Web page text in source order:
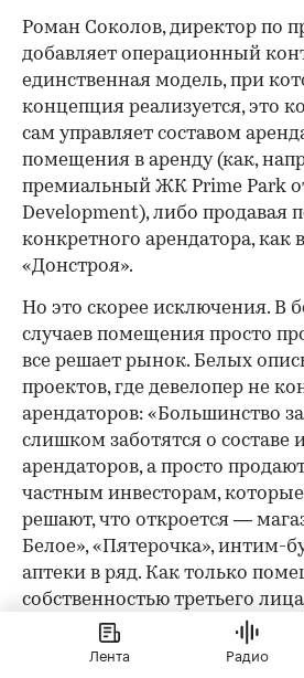
Роман Соколов, директор по
добавляет операционный
единственная модель, при
концепция реализуется, это
сам управляет составом
помещения в аренду (как,
премиальный ЖК Prime Park
Development), либо продавая
конкретного арендатора, как
«Донстроя».
Но это скорее исключения. В
случаев помещения просто
все решает рынок. Белых
проектов, где девелопер не
арендаторов: «Большинство
слишком заботятся о составе
арендаторов, а просто
частным инвесторам,
решают, что откроется —
Белое», «Пятерочка», интим-
аптеки в ряд. Как только
собственностью третьего
может запретить
Бурный рост маркетплейсов
Лента Радио